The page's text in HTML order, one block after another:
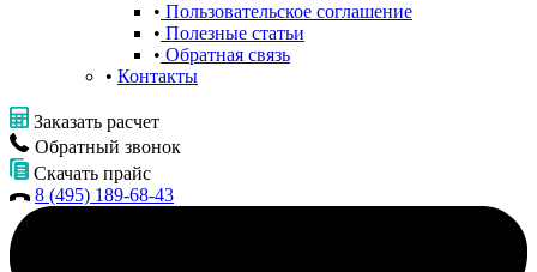
Пользовательское соглашение
Полезные статьи
Обратная связь
Контакты
Заказать расчет
Обратный звонок
Скачать прайс
8 (495) 189-68-43